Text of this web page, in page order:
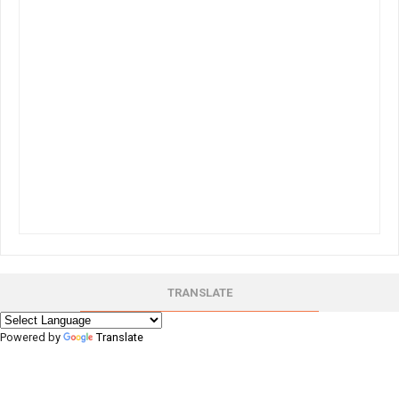
TRANSLATE
Powered by Translate